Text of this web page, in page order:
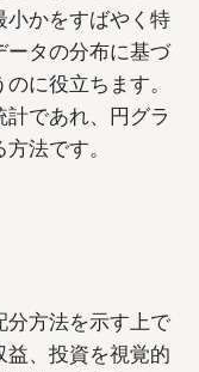
小かをすばやく特
ータの分布に基づ
に役立ちます。
であれ、円グラ
法です。
分方法を示す上で
、投資を視覚的